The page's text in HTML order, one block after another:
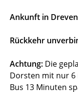
Ankunft in
Rückkehr
Achtung: Die
Dorsten mit nur 6
Bus 13 Minuten